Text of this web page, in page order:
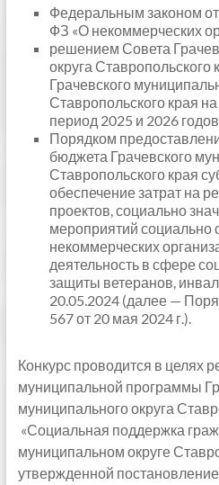
Федеральным законом
ФЗ «О некоммерческих
решением Совета
округа
Грачевского
Ставропольского края
период 2025 и 2026
Порядком
бюджета Грачевского
Ставропольского края
обеспечение затрат на
проектов, социально
мероприятий социально
некоммерческих
деятельность в сфере
защиты ветеранов,
20.05.2024 (далее —
567 от 20 мая 2024 г.).
Конкурс проводится в целях
муниципальной программы
муниципального округа
«Социальная поддержка
муниципальном округе
утвержденной